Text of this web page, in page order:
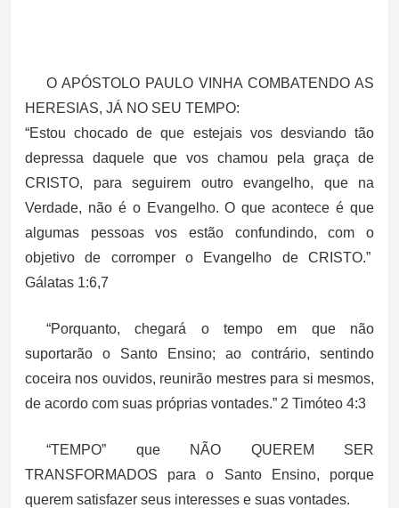
O APÓSTOLO PAULO VINHA COMBATENDO AS
HERESIAS, JÁ NO SEU TEMPO:
“Estou chocado de que estejais vos desviando tão
depressa daquele que vos chamou pela graça de
CRISTO, para seguirem outro evangelho, que na
Verdade, não é o Evangelho. O que acontece é que
algumas pessoas vos estão confundindo, com o
objetivo de corromper o Evangelho de CRISTO.”
Gálatas 1:6,7
“Porquanto, chegará o tempo em que não
suportarão o Santo Ensino; ao contrário, sentindo
coceira nos ouvidos, reunirão mestres para si mesmos,
de acordo com suas próprias vontades.” 2 Timóteo 4:3
“TEMPO” que NÃO QUEREM SER
TRANSFORMADOS para o Santo Ensino, porque
querem satisfazer seus interesses e suas vontades.